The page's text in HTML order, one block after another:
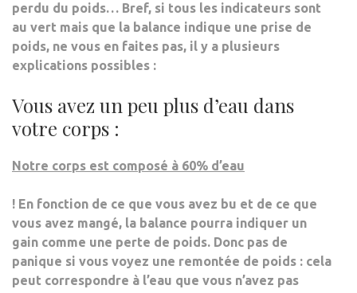
perdu du poids… Bref, si tous les indicateurs sont
au vert mais que la balance indique une prise de
poids, ne vous en faites pas, il y a plusieurs
explications possibles :
Vous avez un peu plus d’eau dans
votre corps :
Notre corps est composé à 60% d’eau
! En fonction de ce que vous avez bu et de ce que
vous avez mangé, la balance pourra indiquer un
gain comme une perte de poids. Donc pas de
panique si vous voyez une remontée de poids : cela
peut correspondre à l’eau que vous n’avez pas